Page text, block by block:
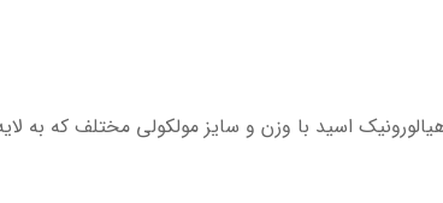
اسید با وزن و سایز مولکولی مختلف که